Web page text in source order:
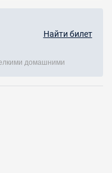
Найти билет
домашними